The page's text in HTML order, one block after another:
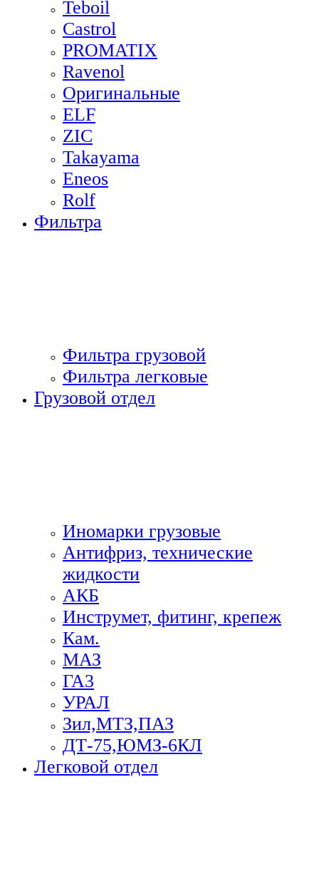
Teboil
Castrol
PROMATIX
Ravenol
Оригинальные
ELF
ZIC
Takayama
Eneos
Rolf
Фильтра
Фильтра грузовой
Фильтра легковые
Грузовой отдел
Иномарки грузовые
Антифриз, технические
жидкости
АКБ
Инструмет, фитинг, крепеж
Кам.
МАЗ
ГА3
УРАЛ
Зил,МТЗ,ПАЗ
ДТ-75,ЮМЗ-6КЛ
Легковой отдел